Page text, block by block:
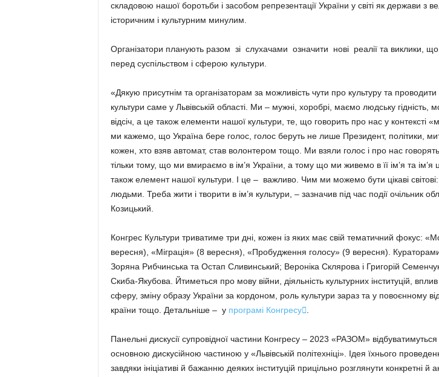
складовою нашої боротьби і засобом репрезентації України у світі як держави з
історичним і культурним минулим.
Організатори планують разом зі слухачами означити нові реалії та виклики,
перед суспільством і сферою культури.
«Дякую присутнім та організаторам за можливість чути про культуру та проводити
культури саме у Львівській області. Ми – мужні, хоробрі, маємо людську гідність,
відсіч, а це також елементи нашої культури, те, що говорить про нас у контексті
ми кажемо, що Україна бере голос, голос беруть не лише Президент, політики,
кожен, хто взяв автомат, став волонтером тощо. Ми взяли голос і про нас говорять
тільки тому, що ми вмираємо в ім’я України, а тому що ми живемо в її ім’я та ім’я
також елемент нашої культури. І це – важливо. Чим ми можемо бути цікаві
людьми. Треба жити і творити в ім’я культури, – зазначив під час події очільник
Козицький.
Конгрес Культури триватиме три дні, кожен із яких має свій тематичний фокус:
вересня), «Міграція» (8 вересня), «Пробудження голосу» (9 вересня).
Зоряна Рибчинська та Остап Сливинський; Вероніка Склярова і Григорій
Скиба-Якубова. Йтиметься про мову війни, діяльність культурних інституцій, вплив
сферу, зміну образу України за кордоном, роль культури зараз та у повоєнному
країни тощо. Детальніше – упрограмі Конгресу
Панельні дискусії супровідної частини Конгресу – 2023 «РАЗОМ»
основною дискусійною частиною у «Львівській політехніці». Ідея їхнього
завдяки ініціативі й бажанню деяких інституцій прицільно розглянути конкретні й